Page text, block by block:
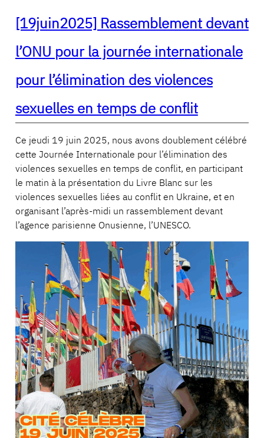
[19juin2025] Rassemblement devant
l’ONU pour la journée internationale
pour l’élimination des violences
sexuelles en temps de conflit
Ce jeudi 19 juin 2025, nous avons doublement célébré
cette Journée Internationale pour l’élimination des
violences sexuelles en temps de conflit, en participant
le matin à la présentation du Livre Blanc sur les
violences sexuelles liées au conflit en Ukraine, et en
organisant l’après-midi un rassemblement devant
l’agence parisienne Onusienne, l’UNESCO.